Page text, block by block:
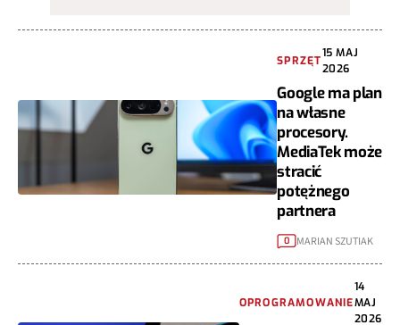
SPRZĘT
15 MAJ
2026
Google ma plan
na własne
procesory.
MediaTek może
stracić
potężnego
partnera
0 MARIAN SZUTIAK
OPROGRAMOWANIE
14
MAJ
2026